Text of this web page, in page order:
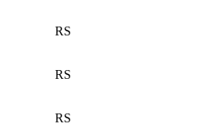
RS
RS
RS